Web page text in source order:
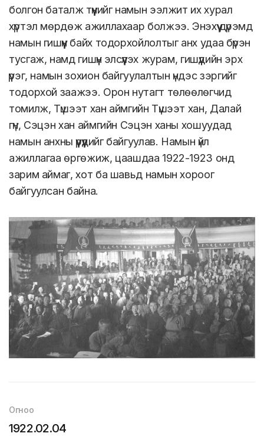
болгон баталж түүнийг намын ээлжит их хурал
хүртэл мөрдөж ажиллахаар болжээ. Энэхүү дүрэмд
намын гишүүн байх тодорхойлолтыг анх удаа бүрэн
тусгаж, намд гишүүн элсүүлэх журам, гишүүдийн эрх
үүрэг, намын зохион байгуулалтын үндэс зэргийг
тодорхой заажээ. Орон нутагт төлөөлөгчид
томилж, Түшээт хан аймгийн Түшээт хан, Далай
гүн, Сэцэн хан аймгийн Сэцэн ханы хошуудад
намын анхны үүрүүдийг байгуулав. Намын үйл
ажиллагаа өргөжиж, цаашдаа 1922-1923 онд
зарим аймаг, хот ба шавьд намын хороог
байгуулсан байна.
Огноо
1922.02.04